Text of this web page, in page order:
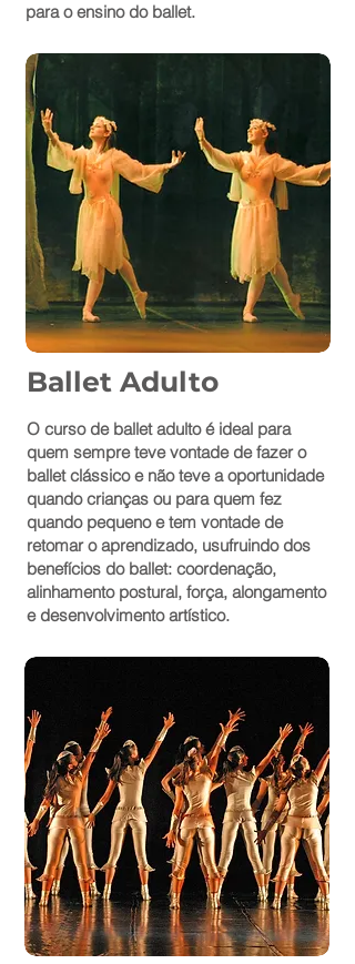
para o ensino do ballet.
Ballet Adulto
O curso de ballet adulto é ideal para
quem sempre teve vontade de fazer o
ballet clássico e não teve a oportunidade
quando crianças ou para quem fez
quando pequeno e tem vontade de
retomar o aprendizado, usufruindo dos
benefícios do ballet: coordenação,
alinhamento postural, força, alongamento
e desenvolvimento artístico.